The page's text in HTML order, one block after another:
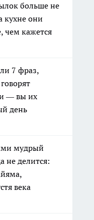
больше не
кухне они
чем кажется
7 фраз,
— вы их
день
мудрый
не делится:
века